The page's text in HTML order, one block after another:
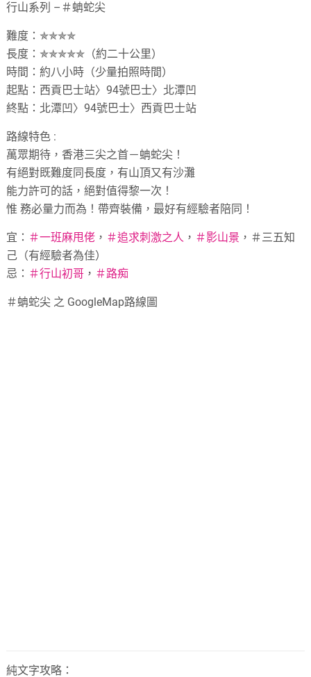
行山系列 –＃蚺蛇尖
難度：✯✯✯✯
長度：✯✯✯✯✯（約二十公里）
時間：約八小時（少量拍照時間）
起點：西貢巴士站〉94號巴士〉北潭凹
終點：北潭凹〉94號巴士〉西貢巴士站
路線特色 :
萬眾期待，香港三尖之首－蚺蛇尖！
有絕對既難度同長度，有山頂又有沙灘
能力許可的話，絕對值得黎一次！
惟 務必量力而為！帶齊裝備，最好有經驗者陪同！
宜： ＃一班麻甩佬 ， ＃追求刺激之人 ， ＃影山景 ，＃三五知
己（有經驗者為佳）
忌： ＃行山初哥 ， ＃路痴
＃蚺蛇尖 之 GoogleMap路線圖
純文字攻略：